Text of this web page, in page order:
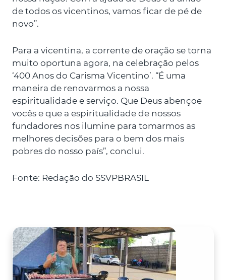
de todos os vicentinos, vamos ficar de pé de
novo”.
Para a vicentina, a corrente de oração se torna
muito oportuna agora, na celebração pelos
‘400 Anos do Carisma Vicentino’. “É uma
maneira de renovarmos a nossa
espiritualidade e serviço. Que Deus abençoe
vocês e que a espiritualidade de nossos
fundadores nos ilumine para tomarmos as
melhores decisões para o bem dos mais
pobres do nosso país”, conclui.
Fonte: Redação do SSVPBRASIL